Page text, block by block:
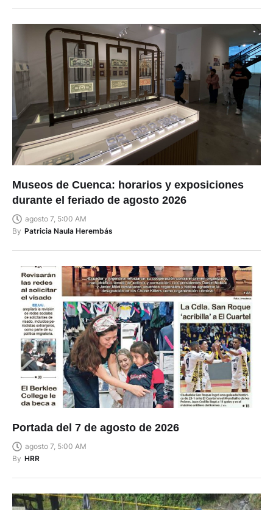
Museos de Cuenca: horarios y exposiciones
durante el feriado de agosto 2026
agosto 7, 5:00 AM
By Patricia Naula Herembás
Portada del 7 de agosto de 2026
agosto 7, 5:00 AM
By HRR